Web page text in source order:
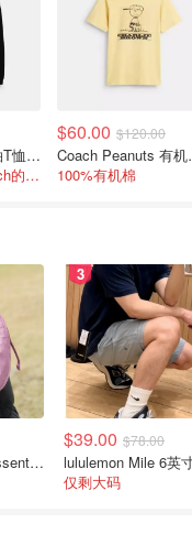
Coach 有机棉长袖T恤 经典款
100%有机棉 Coach的长袖这个价很值！
$60.00 $120.00
100%有机棉
lululemon City Essentials 肩背包 4L
3
$39.00 $78.00
仅剩大码